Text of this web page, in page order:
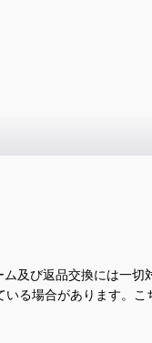
び返品交換には一切
る場合があります。